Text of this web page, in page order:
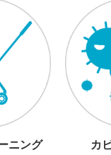
ニング
カ